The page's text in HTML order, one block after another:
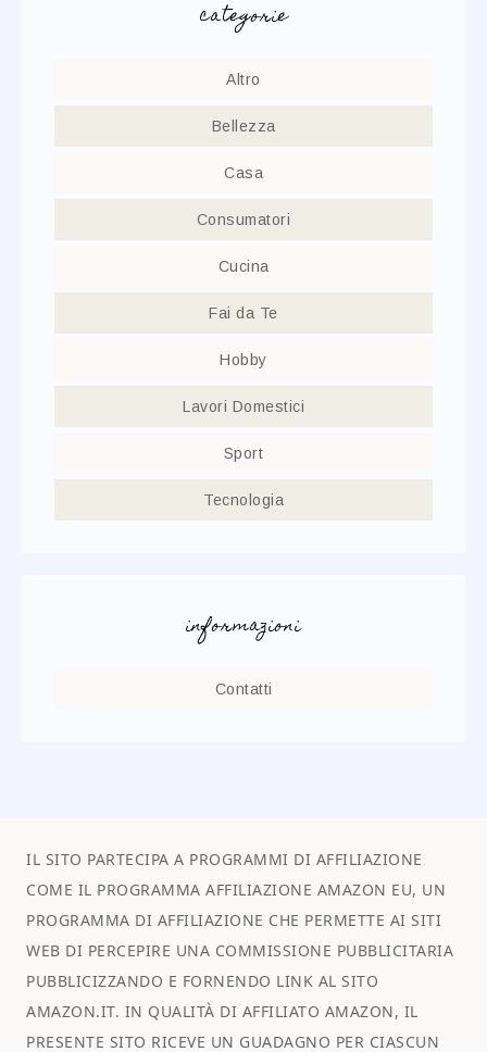
categorie
Altro
Bellezza
Casa
Consumatori
Cucina
Fai da Te
Hobby
Lavori Domestici
Sport
Tecnologia
informazioni
Contatti
IL SITO PARTECIPA A PROGRAMMI DI AFFILIAZIONE
COME IL PROGRAMMA AFFILIAZIONE AMAZON EU, UN
PROGRAMMA DI AFFILIAZIONE CHE PERMETTE AI SITI
WEB DI PERCEPIRE UNA COMMISSIONE PUBBLICITARIA
PUBBLICIZZANDO E FORNENDO LINK AL SITO
AMAZON.IT. IN QUALITÀ DI AFFILIATO AMAZON, IL
PRESENTE SITO RICEVE UN GUADAGNO PER CIASCUN